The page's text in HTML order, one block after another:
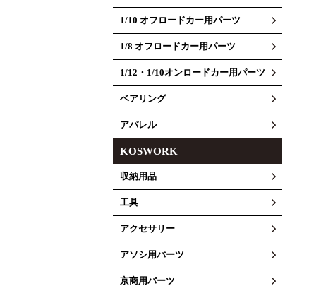
1/10 オフロードカー用パーツ
1/8 オフロードカー用パーツ
1/12・1/10オンロードカー用パーツ
ベアリング
アパレル
KOSWORK
収納用品
工具
アクセサリー
アソシ用パーツ
京商用パーツ